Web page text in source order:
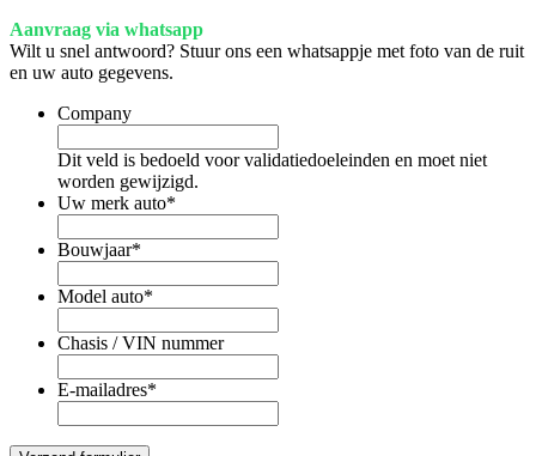
Aanvraag via whatsapp
Wilt u snel antwoord? Stuur ons een whatsappje met foto van de ruit
en uw auto gegevens.
Company
Dit veld is bedoeld voor validatiedoeleinden en moet niet
worden gewijzigd.
Uw merk auto*
Bouwjaar*
Model auto*
Chasis / VIN nummer
E-mailadres*